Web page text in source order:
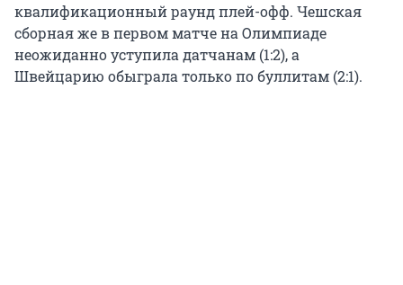
квалификационный раунд плей-офф. Чешская
сборная же в первом матче на Олимпиаде
неожиданно уступила датчанам (1:2), а
Швейцарию обыграла только по буллитам (2:1).